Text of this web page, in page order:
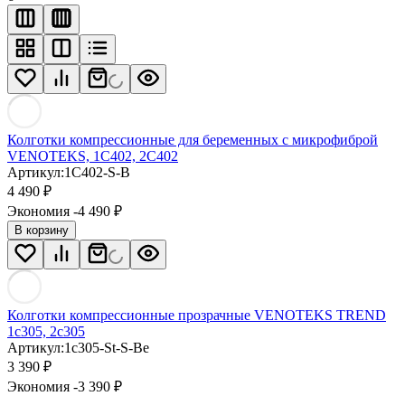
Колготки компрессионные для беременных с микрофиброй
VENOTEKS, 1С402, 2С402
Артикул:1C402-S-B
4 490 ₽
Экономия -4 490 ₽
В корзину
Колготки компрессионные прозрачные VENOTEKS TREND
1c305, 2c305
Артикул:1c305-St-S-Be
3 390 ₽
Экономия -3 390 ₽